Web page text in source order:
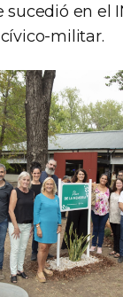
sucedió en el
militar.